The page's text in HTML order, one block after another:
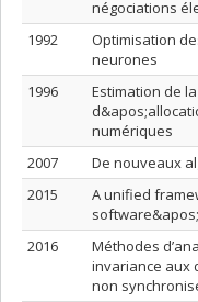
négociations
1992
Optimisation
neurones
1996
Estimation de
numériques
2007
De nouveaux
2015
A unified
2016
Méthodes
invariance aux
non